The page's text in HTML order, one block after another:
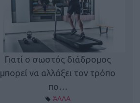
Γιατί ο σωστός διάδρομος
μπορεί να αλλάξει τον τρόπο
πο…
ΆΛΛΑ